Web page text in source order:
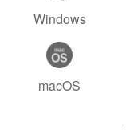
Windows
macOS